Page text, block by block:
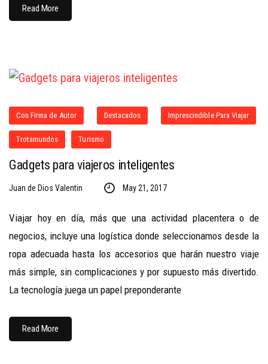
Read More
Con Firma de Autor Destacados Imprescindible Para Viajar
Trotamundos Turismo
Gadgets para viajeros inteligentes
Juan de Dios Valentin May 21, 2017
Viajar hoy en día, más que una actividad placentera o de
negocios, incluye una logística donde seleccionamos desde la
ropa adecuada hasta los accesorios que harán nuestro viaje
más simple, sin complicaciones y por supuesto más divertido.
La tecnología juega un papel preponderante
Read More